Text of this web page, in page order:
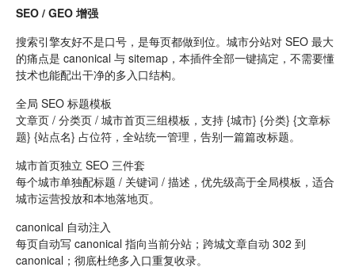
SEO / GEO 增强
搜索引擎友好不是口号，是每页都做到位。城市分站对 SEO 最大
的痛点是 canonical 与 sitemap，本插件全部一键搞定，不需要懂
技术也能配出干净的多入口结构。
全局 SEO 标题模板
文章页 / 分类页 / 城市首页三组模板，支持 {城市} {分类} {文章标
题} {站点名} 占位符，全站统一管理，告别一篇篇改标题。
城市首页独立 SEO 三件套
每个城市单独配标题 / 关键词 / 描述，优先级高于全局模板，适合
城市运营投放和本地落地页。
canonical 自动注入
每页自动写 canonical 指向当前分站；跨城文章自动 302 到
canonical；彻底杜绝多入口重复收录。